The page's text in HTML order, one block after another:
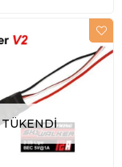
TÜKENDI